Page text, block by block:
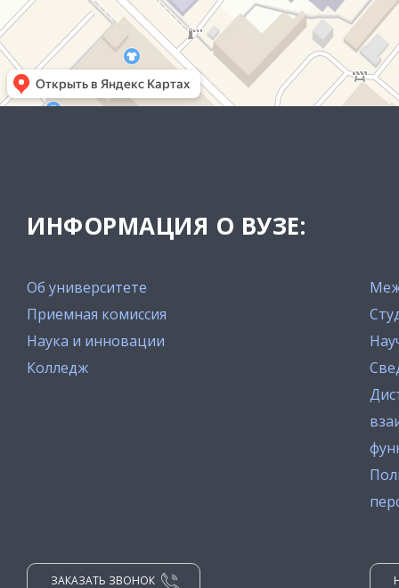
ИНФОРМАЦИЯ О ВУЗЕ:
Об университете
Приемная комиссия
Наука и инновации
Колледж
ЗАКАЗАТЬ ЗВОНОК